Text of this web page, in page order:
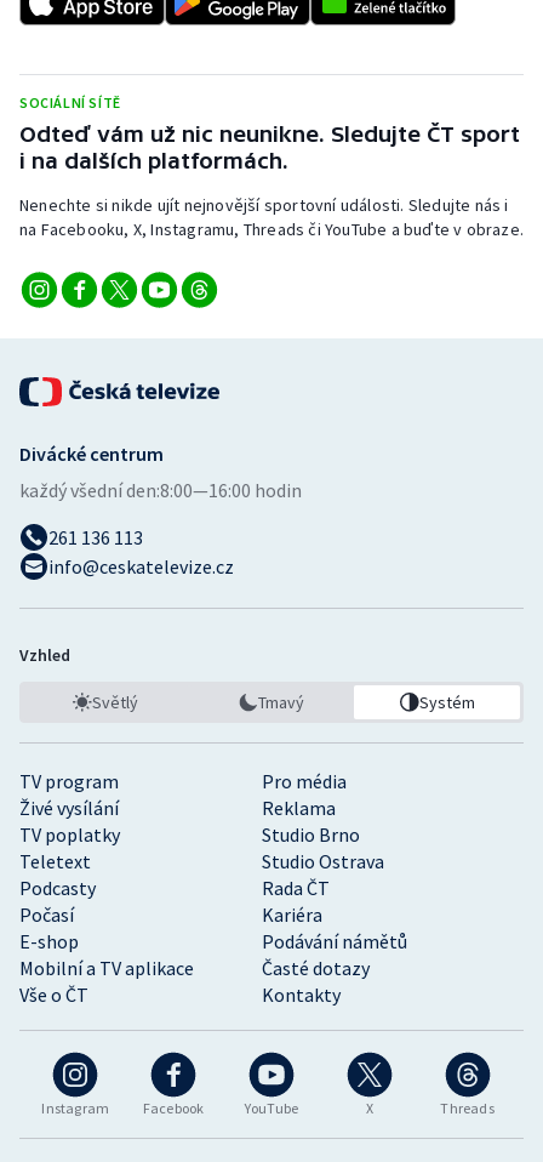
Stolní tenis
Triatlon
Veslování
Vodní slalom
Ostatní
SOCIÁLNÍ SÍTĚ
Odteď vám už nic neunikne. Sledujte ČT sport
i na dalších platformách.
Nenechte si nikde ujít nejnovější sportovní události. Sledujte nás i
na Facebooku, X, Instagramu, Threads či YouTube a buďte v obraze.
Instagram Facebook YouTube X Threads
TV program
Pro média
Živé vysílání
Reklama
TV poplatky
Studio Brno
Teletext
Studio Ostrava
Podcasty
Rada ČT
Počasí
Kariéra
E-shop
Podávání námětů
Mobilní a TV aplikace
Časté dotazy
Vše o ČT
Kontakty
Divácké centrum
každý všední den:8:00—16:00 hodin
261 136 113
info@ceskatelevize.cz
Vzhled
Světlý Tmavý Systém